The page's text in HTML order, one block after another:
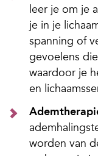
leer je om je
je in je
spanning of
gevoelens
waardoor je
en
worden van